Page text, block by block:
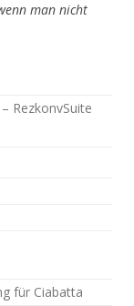
man nicht
RezkonvSuite
für Ciabatta